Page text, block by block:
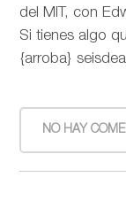
del MIT, con
Si tienes algo
{arroba}
NO HAY